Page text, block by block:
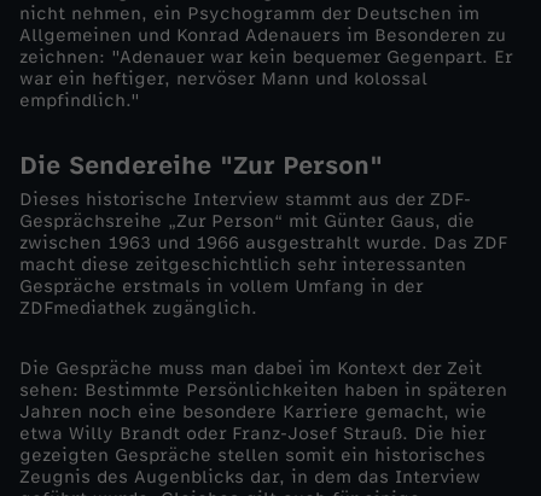
n
c
e
t
-
o
t
nicht nehmen, ein Psychogramm der Deutschen im
Allgemeinen und Konrad Adenauers im Besonderen zu
zeichnen: "Adenauer war kein bequemer Gegenpart. Er
war ein heftiger, nervöser Mann und kolossal
empfindlich."
Die Sendereihe "Zur Person"
Dieses historische Interview stammt aus der ZDF-
Gesprächsreihe „Zur Person“ mit Günter Gaus, die
zwischen 1963 und 1966 ausgestrahlt wurde. Das ZDF
macht diese zeitgeschichtlich sehr interessanten
Gespräche erstmals in vollem Umfang in der
ZDFmediathek zugänglich.
Die Gespräche muss man dabei im Kontext der Zeit
sehen: Bestimmte Persönlichkeiten haben in späteren
Jahren noch eine besondere Karriere gemacht, wie
etwa Willy Brandt oder Franz-Josef Strauß. Die hier
gezeigten Gespräche stellen somit ein historisches
Zeugnis des Augenblicks dar, in dem das Interview